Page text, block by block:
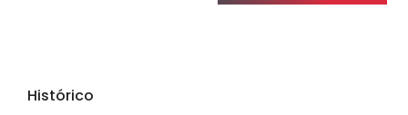
Histórico